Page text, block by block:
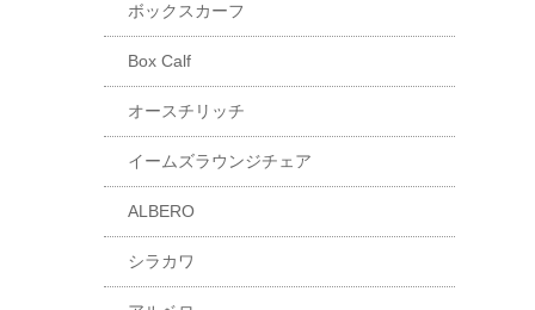
ボックスカーフ
Box Calf
オースチリッチ
イームズラウンジチェア
ALBERO
シラカワ